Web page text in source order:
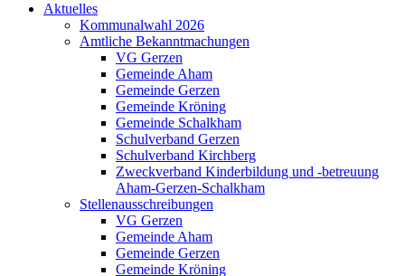
Aktuelles
Kommunalwahl 2026
Amtliche Bekanntmachungen
VG Gerzen
Gemeinde Aham
Gemeinde Gerzen
Gemeinde Kröning
Gemeinde Schalkham
Schulverband Gerzen
Schulverband Kirchberg
Zweckverband Kinderbildung und -betreuung
Aham-Gerzen-Schalkham
Stellenausschreibungen
VG Gerzen
Gemeinde Aham
Gemeinde Gerzen
Gemeinde Kröning